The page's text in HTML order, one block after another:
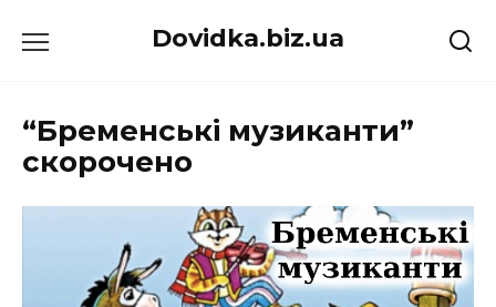
до
Dovidka.biz.ua
“Бременські музиканти”
скорочено